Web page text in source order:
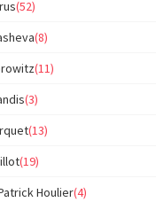
(52)
(8)
(11)
(3)
(13)
(19)
Houlier(4)